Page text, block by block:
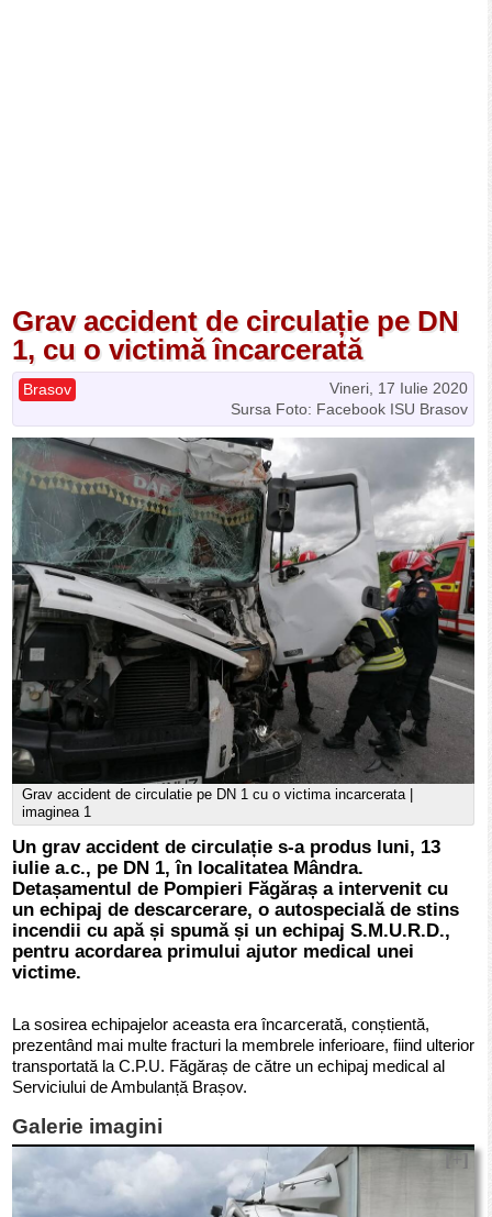
Grav accident de circulație pe DN
1, cu o victimă încarcerată
Vineri, 17 Iulie 2020
Brasov
Sursa Foto: Facebook ISU Brasov
Grav accident de circulatie pe DN 1 cu o victima incarcerata |
imaginea 1
Un grav accident de circulație s-a produs luni, 13
iulie a.c., pe DN 1, în localitatea Mândra.
Detașamentul de Pompieri Făgăraș a intervenit cu
un echipaj de descarcerare, o autospecială de stins
incendii cu apă și spumă și un echipaj S.M.U.R.D.,
pentru acordarea primului ajutor medical unei
victime.
La sosirea echipajelor aceasta era încarcerată, conștientă,
prezentând mai multe fracturi la membrele inferioare, fiind ulterior
transportată la C.P.U. Făgăraș de către un echipaj medical al
Serviciului de Ambulanță Brașov.
Galerie imagini